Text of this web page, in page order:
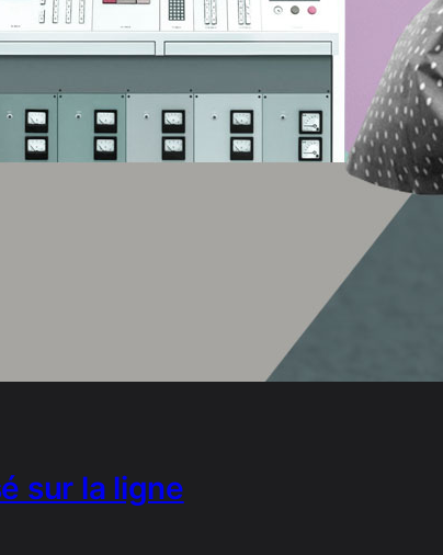
sur la ligne